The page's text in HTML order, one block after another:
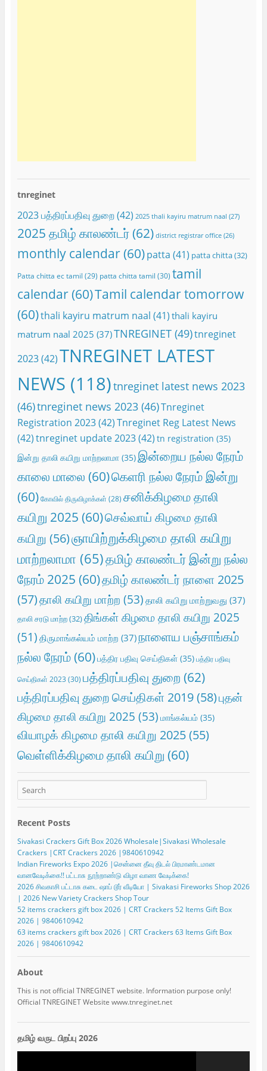
tnreginet
2023 பத்திரப்பதிவு துறை(42) 2025 thali kayiru matrum naal (27)
2025 தமிழ் காலண்டர்(62) district registrar office(26)
monthly calendar(60) patta (41) patta chitta(32)
Patta chitta ec tamil (29) patta chitta tamil (30) tamil
calendar(60)Tamil calendar tomorrow
(60)thali kayiru matrum naal (41) thali kayiru
matrum naal 2025 (37)TNREGINET(49)tnreginet
2023(42)TNREGINET LATEST
NEWS (118)tnreginet latest news 2023
(46)tnreginet news 2023(46)Tnreginet
Registration 2023(42)Tnreginet Reg Latest News
(42)tnreginet update 2023(42) tn registration (35)
இன்று தாலி கயிறு மாற்றலாமா(35)இன்றைய நல்ல நேரம்
காலை மாலை (60)கெளரி நல்ல நேரம் இன்று
(60) கோவில் திருவிழாக்கள் (28) சனிக்கிழமை தாலி
கயிறு 2025 (60)செவ்வாய் கிழமை தாலி
கயிறு (56)ஞாயிற்றுக்கிழமை தாலி கயிறு
மாற்றலாமா (65)தமிழ் காலண்டர் இன்று நல்ல
நேரம் 2025 (60)தமிழ் காலண்டர் நாளை 2025
(57)தாலி கயிறு மாற்ற (53) தாலி கயிறு மாற்றுவது (37)
தாலி சரடு மாற்ற(32)திங்கள் கிழமை தாலி கயிறு 2025
(51) திருமாங்கல்யம் மாற்ற (37)நாளைய பஞ்சாங்கம்
நல்ல நேரம்(60)பத்திர பதிவு செய்திகள்(35) பத்திர பதிவு
செய்திகள் 2023 (30) பத்திரப்பதிவு துறை (62)
பத்திரப்பதிவு துறை செய்திகள் 2019(58)புதன்
கிழமை தாலி கயிறு 2025 (53) மாங்கல்யம்(35)
வியாழக் கிழமை தாலி கயிறு 2025(55)
வெள்ளிக்கிழமை தாலி கயிறு (60)
Recent Posts
Sivakasi Crackers Gift Box 2026 Wholesale|Sivakasi Wholesale
Crackers |CRT Crackers 2026 |9840610942
Indian Fireworks Expo 2026 |சென்னை தீவு திடல் பிரமாண்டமான
வானவேடிக்கை!! பட்டாசு நூற்றாண்டு விழா வாண வேடிக்கை!
2026 சிவகாசி பட்டாசு கடை ஷாப் டூர் வீடியோ | Sivakasi Fireworks Shop 2026
| 2026 New Variety Crackers Shop Tour
52 items crackers gift box 2026 | CRT Crackers 52 Items Gift Box
2026 | 9840610942
63 items crackers gift box 2026 | CRT Crackers 63 Items Gift Box
2026 | 9840610942
About
This is not official TNREGINET website. Information purpose only!
Official TNREGINET Website www.tnreginet.net
தமிழ் வருட பிறப்பு 2026